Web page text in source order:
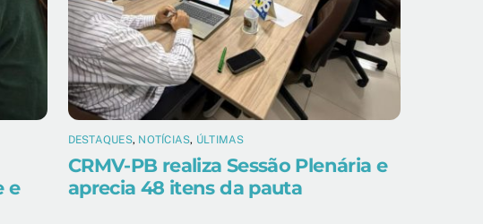
e
DESTAQUES, NOTÍCIAS, ÚLTIMAS
CRMV-PB realiza Sessão Plenária e
aprecia 48 itens da pauta